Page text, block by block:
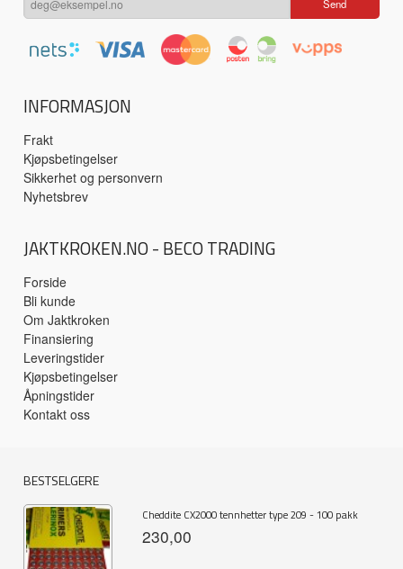
INFORMASJON
Frakt
Kjøpsbetingelser
Sikkerhet og personvern
Nyhetsbrev
JAKTKROKEN.NO - BECO TRADING
Forside
Bli kunde
Om Jaktkroken
Finansiering
Leveringstider
Kjøpsbetingelser
Åpningstider
Kontakt oss
BESTSELGERE
Cheddite CX2000 tennhetter type 209 - 100 pakk
230,00